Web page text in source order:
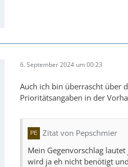
6. September 2024 um 00:23
Auch ich bin überrascht über
Prioritätsangaben in der
Zitat von Pepschmier
Mein Gegenvorschlag
wird ja eh nicht benötigt